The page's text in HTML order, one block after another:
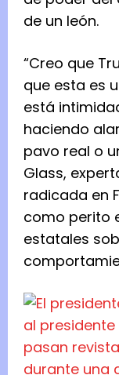
de un león.
“Creo que
que esta es
está
haciendo
pavo real o
Glass,
radicada en
como perito
estatales